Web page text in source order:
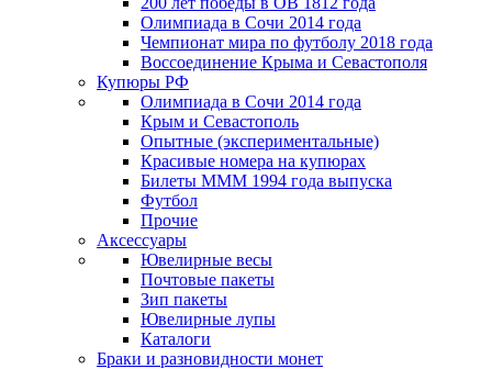
Олимпиада в Сочи 2014 года
Чемпионат мира по футболу 2018 года
Воссоединение Крыма и Севастополя
Купюры РФ
Олимпиада в Сочи 2014 года
Крым и Севастополь
Опытные (экспериментальные)
Красивые номера на купюрах
Билеты МММ 1994 года выпуска
Футбол
Прочие
Аксессуары
Ювелирные весы
Почтовые пакеты
Зип пакеты
Ювелирные лупы
Каталоги
Браки и разновидности монет